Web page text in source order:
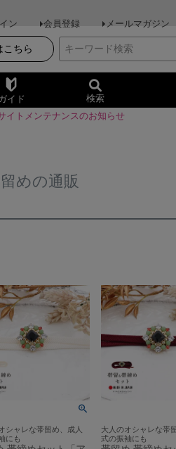
ン
会員登録 メールマガジン
こちら
ガイド 検索
イトメンテナンスのお知らせ
めの通販
シャレな帯留め、成人
にも
大人のオシャレな帯
式の振袖にも